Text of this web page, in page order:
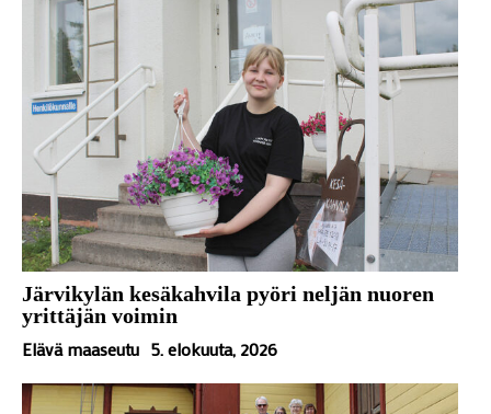
Järvikylän kesäkahvila pyöri neljän nuoren
yrittäjän voimin
Elävä maaseutu 5. elokuuta, 2026